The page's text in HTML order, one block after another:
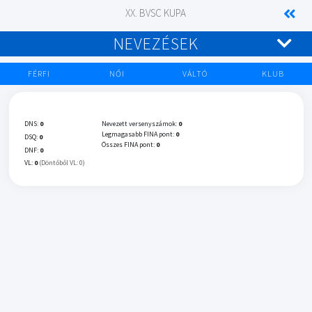
XX. BVSC KUPA
NEVEZÉSEK
FÉRFI NŐI VÁLTÓ KLUB
DNS: 0
DSQ: 0
DNF: 0
VL: 0 (Döntőből VL: 0)
Nevezett versenyszámok: 0
Legmagasabb FINA pont: 0
Összes FINA pont: 0